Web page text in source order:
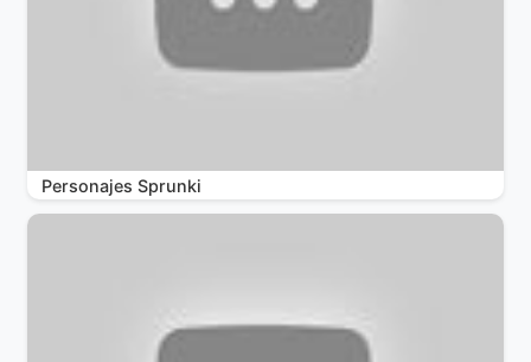
Personajes Sprunki